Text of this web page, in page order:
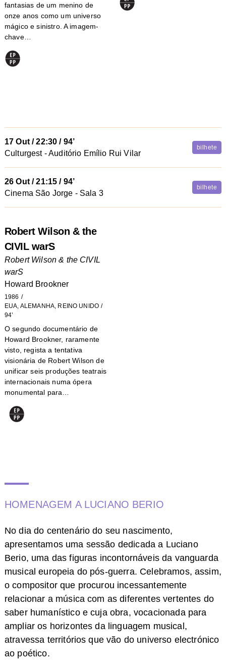
fantasias de um menino de
onze anos como um universo
mágico e sinistro. A imagem-
chave…
17 Out /22:30 / 94’
Culturgest - Auditório Emílio Rui Vilar
bilhete
26 Out /21:15 / 94’
Cinema São Jorge - Sala 3
bilhete
Robert Wilson & the
CIVIL warS
Robert Wilson & the CIVIL
warS
Howard Brookner
1986
EUA, ALEMANHA, REINO UNIDO
94’
O segundo documentário de
Howard Brookner, raramente
visto, regista a tentativa
visionária de Robert Wilson de
unificar seis produções teatrais
internacionais numa ópera
monumental para…
HOMENAGEM A LUCIANO BERIO
No dia do centenário do seu nascimento,
apresentamos uma sessão dedicada a Luciano
Berio, uma das figuras incontornáveis da vanguarda
musical europeia do pós-guerra. Celebramos, assim,
o compositor que procurou incessantemente
relacionar a música com as diferentes vertentes do
saber humanístico e cuja obra, vocacionada para
ampliar os horizontes da linguagem musical,
atravessa territórios que vão do universo electrónico
ao poético.